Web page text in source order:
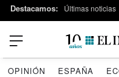
Destacamos: Últimas noticias
OPINIÓN ESPAÑA